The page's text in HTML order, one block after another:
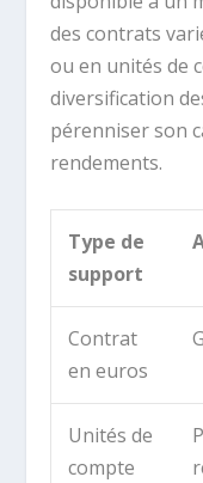
des contrats
ou en unités de
diversification
pérenniser son
rendements.
Type de
support
Contrat
en euros
Unités de
compte